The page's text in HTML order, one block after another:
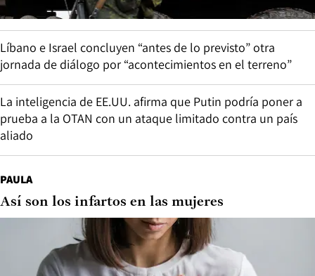
Líbano e Israel concluyen “antes de lo previsto” otra
jornada de diálogo por “acontecimientos en el terreno”
La inteligencia de EE.UU. afirma que Putin podría poner a
prueba a la OTAN con un ataque limitado contra un país
aliado
PAULA
Así son los infartos en las mujeres